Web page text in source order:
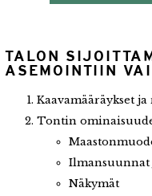
TALON
ASEMOINTIIN
Kaavamääräykset
Tontin
Näkymät